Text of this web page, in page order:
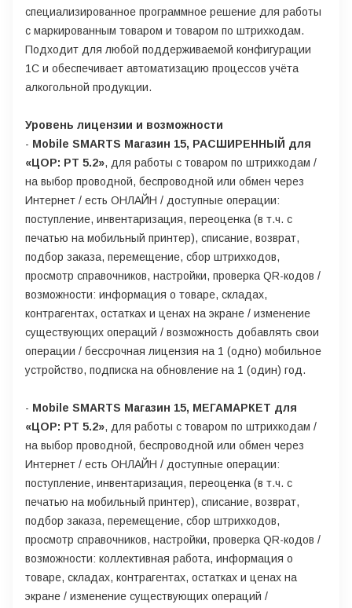
специализированное программное решение для работы
с маркированным товаром и товаром по штрихкодам.
Подходит для любой поддерживаемой конфигурации
1С и обеспечивает автоматизацию процессов учёта
алкогольной продукции.
Уровень лицензии и возможности
- Mobile SMARTS Магазин 15, РАСШИРЕННЫЙ для
«ЦОР: РТ 5.2», для работы с товаром по штрихкодам /
на выбор проводной, беспроводной или обмен через
Интернет / есть ОНЛАЙН / доступные операции:
поступление, инвентаризация, переоценка (в т.ч. с
печатью на мобильный принтер), списание, возврат,
подбор заказа, перемещение, сбор штрихкодов,
просмотр справочников, настройки, проверка QR-кодов /
возможности: информация о товаре, складах,
контрагентах, остатках и ценах на экране / изменение
существующих операций / возможность добавлять свои
операции / бессрочная лицензия на 1 (одно) мобильное
устройство, подписка на обновление на 1 (один) год.
- Mobile SMARTS Магазин 15, МЕГАМАРКЕТ для
«ЦОР: РТ 5.2», для работы с товаром по штрихкодам /
на выбор проводной, беспроводной или обмен через
Интернет / есть ОНЛАЙН / доступные операции:
поступление, инвентаризация, переоценка (в т.ч. с
печатью на мобильный принтер), списание, возврат,
подбор заказа, перемещение, сбор штрихкодов,
просмотр справочников, настройки, проверка QR-кодов /
возможности: коллективная работа, информация о
товаре, складах, контрагентах, остатках и ценах на
экране / изменение существующих операций /